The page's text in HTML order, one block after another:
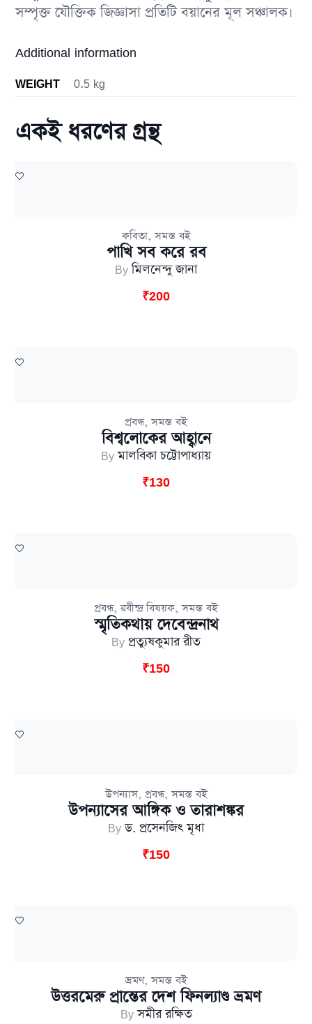
সম্পৃক্ত যৌক্তিক জিজ্ঞাসা প্রতিটি বয়ানের মূল সঞ্চালক।
Additional information
WEIGHT 0.5 kg
একই ধরণের গ্রন্থ
কবিতা,সমস্ত বই
পাখি সব করে রব
Byমিলনেন্দু জানা
₹200
প্রবন্ধ,সমস্ত বই
বিশ্বলোকের আহ্বানে
Byমালবিকা চট্টোপাধ্যায়
₹130
প্রবন্ধ,রবীন্দ্র বিষয়ক,সমস্ত বই
স্মৃতিকথায় দেবেন্দ্রনাথ
By প্রত্যুষকুমার রীত
₹150
উপন্যাস, প্রবন্ধ,সমস্ত বই
উপন্যাসের আঙ্গিক ও তারাশঙ্কর
Byড. প্রসেনজিৎ মৃধা
₹150
ভ্রমণ,সমস্ত বই
উত্তরমেরু প্রান্তের দেশ ফিনল্যাণ্ড ভ্রমণ
Byসমীর রক্ষিত